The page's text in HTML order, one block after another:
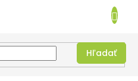
Hľadať
KOŠÍK